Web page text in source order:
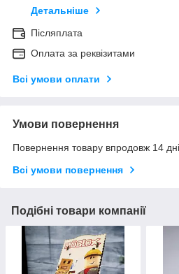
Детальніше
Післяплата
Оплата за реквізитами
Всі умови оплати
Умови повернення
Повернення товару впродовж 14
Всі умови повернення
Подібні товари компанії